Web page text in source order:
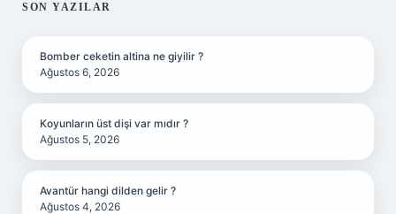
SIDEBAR
SON YAZILAR
Bomber ceketin altina ne giyilir ?
Ağustos 6, 2026
Koyunların üst dişi var mıdır ?
Ağustos 5, 2026
Avantür hangi dilden gelir ?
Ağustos 4, 2026